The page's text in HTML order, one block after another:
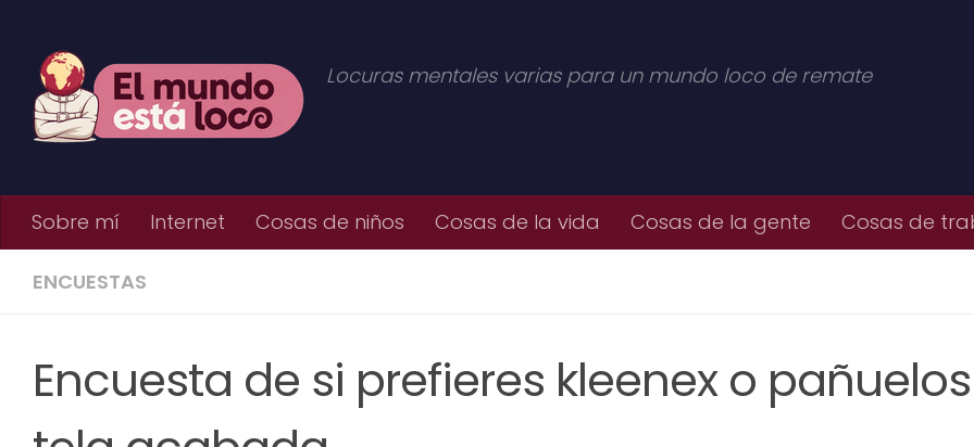
Locuras mentales varias para un mundo loco de remate
Sobre mí Internet Cosas de niños Cosas de la vida Cosas de la gente Cosas de
ENCUESTAS
Encuesta de si prefieres kleenex o